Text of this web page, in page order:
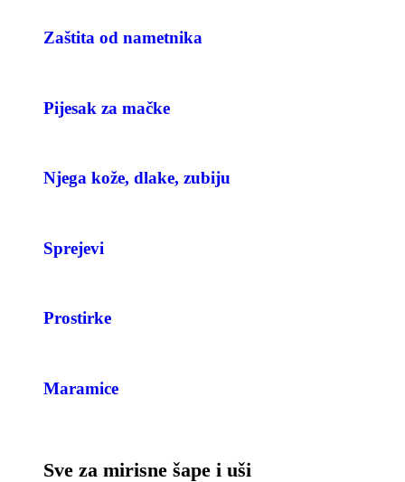
Zaštita od nametnika
Pijesak za mačke
Njega kože, dlake, zubiju
Sprejevi
Prostirke
Maramice
Sve za mirisne šape i uši